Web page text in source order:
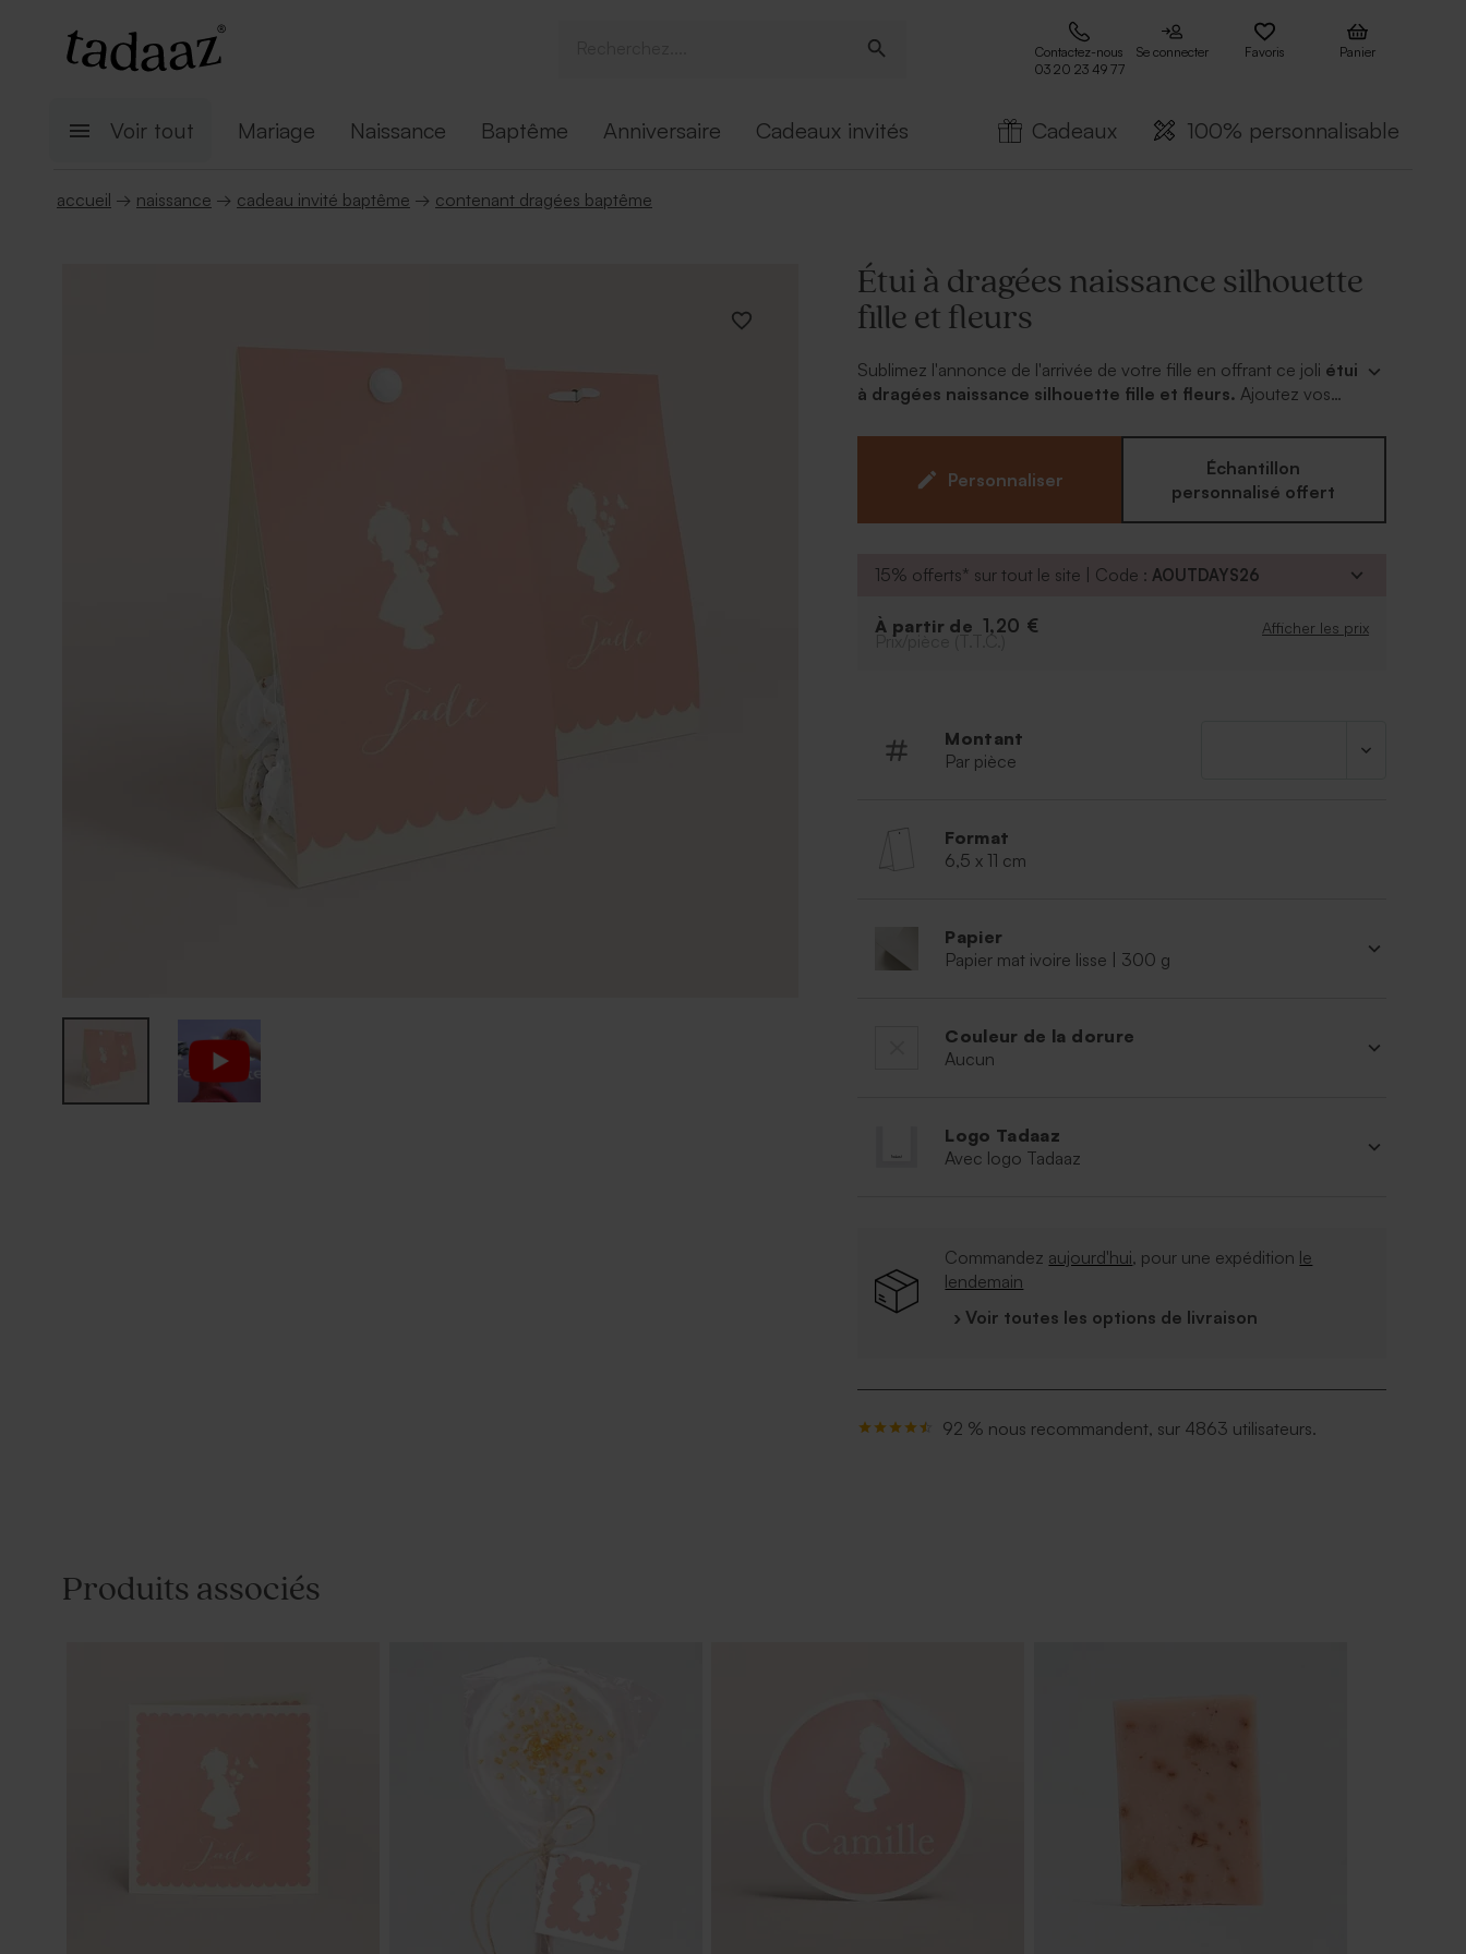
Contactez-nous
03 20 23 49 77
Se connecter Favoris Panier
Voir tout Mariage Naissance Baptême Anniversaire Cadeaux invités Cadeaux 100% personnalisable
accueil → naissance → cadeau invité baptême → contenant dragées baptême
Étui à dragées naissance silhouette
fille et fleurs
Sublimez l'annonce de l'arrivée de votre fille en offrant ce joli étui
à dragées naissance silhouette fille et fleurs. Ajoutez vos
de votre enfant et le tour est joué ! Plusieurs coloris disponibles
pour l'étui. Modèle vendu avec l'attache parisienne.
Personnaliser
Échantillon
personnalisé offert
15% offerts* sur tout le site | Code :AOUTDAYS26
À partir de 1,20 € Afficher les prix
Prix/pièce (T.T.C.)
Montant
Par pièce
Format
6,5 x 11 cm
Papier
Papier mat ivoire lisse | 300 g
Couleur de la dorure
Aucun
Logo Tadaaz
Avec logo Tadaaz
Commandez aujourd'hui, pour une expédition le
lendemain
› Voir toutes les options de livraison
92 % nous recommandent, sur 4863 utilisateurs.
Produits associés